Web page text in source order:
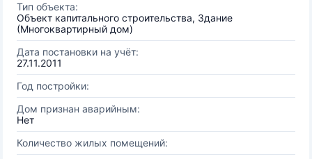
Тип объекта:
Объект капитального строительства, Здание
(Многоквартирный дом)
Дата постановки на учёт:
27.11.2011
Год постройки:
Дом признан аварийным:
Нет
Количество жилых помещений: